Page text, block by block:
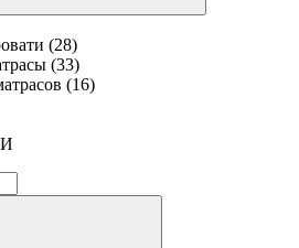
(28)
(33)
(16)